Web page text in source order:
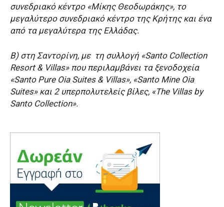
συνεδριακό κέντρο «Μίκης Θεοδωράκης», το
μεγαλύτερο συνεδριακό κέντρο της Κρήτης και ένα
από τα μεγαλύτερα της Ελλάδας.
Β) στη Σαντορίνη, με τη συλλογή «Santo Collection
Resort & Villas» που περιλαμβάνει τα ξενοδοχεία
«Santo Pure Oia Suites & Villas», «Santo Mine Oia
Suites» και 2 υπερπολυτελείς βίλες, «The Villas by
Santo Collection».